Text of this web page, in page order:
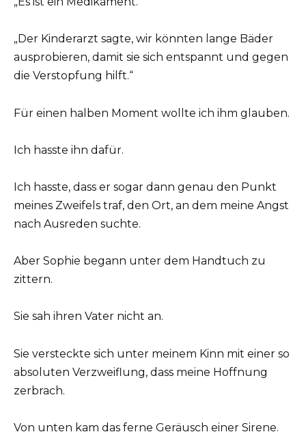
„Der Kinderarzt sagte, wir könnten lange Bäder
ausprobieren, damit sie sich entspannt und gegen
die Verstopfung hilft.“
Für einen halben Moment wollte ich ihm glauben.
Ich hasste ihn dafür.
Ich hasste, dass er sogar dann genau den Punkt
meines Zweifels traf, den Ort, an dem meine Angst
nach Ausreden suchte.
Aber Sophie begann unter dem Handtuch zu
zittern.
Sie sah ihren Vater nicht an.
Sie versteckte sich unter meinem Kinn mit einer so
absoluten Verzweiflung, dass meine Hoffnung
zerbrach.
Von unten kam das ferne Geräusch einer Sirene.